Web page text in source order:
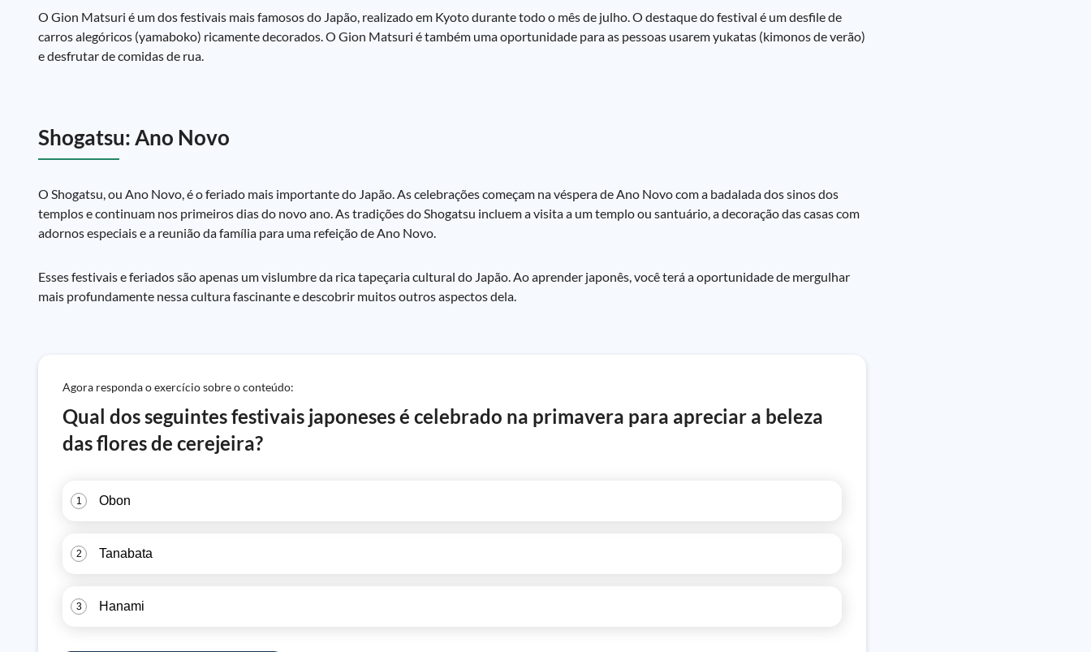
O Gion Matsuri é um dos festivais mais famosos do Japão, realizado em Kyoto durante todo o mês de julho. O destaque do festival é um desfile de
carros alegóricos (yamaboko) ricamente decorados. O Gion Matsuri é também uma oportunidade para as pessoas usarem yukatas (kimonos de verão)
e desfrutar de comidas de rua.
Shogatsu: Ano Novo
O Shogatsu, ou Ano Novo, é o feriado mais importante do Japão. As celebrações começam na véspera de Ano Novo com a badalada dos sinos dos
templos e continuam nos primeiros dias do novo ano. As tradições do Shogatsu incluem a visita a um templo ou santuário, a decoração das casas com
adornos especiais e a reunião da família para uma refeição de Ano Novo.
Esses festivais e feriados são apenas um vislumbre da rica tapeçaria cultural do Japão. Ao aprender japonês, você terá a oportunidade de mergulhar
mais profundamente nessa cultura fascinante e descobrir muitos outros aspectos dela.
Agora responda o exercício sobre o conteúdo:
Qual dos seguintes festivais japoneses é celebrado na primavera para apreciar a beleza
das flores de cerejeira?
1 Obon
2 Tanabata
3 Hanami